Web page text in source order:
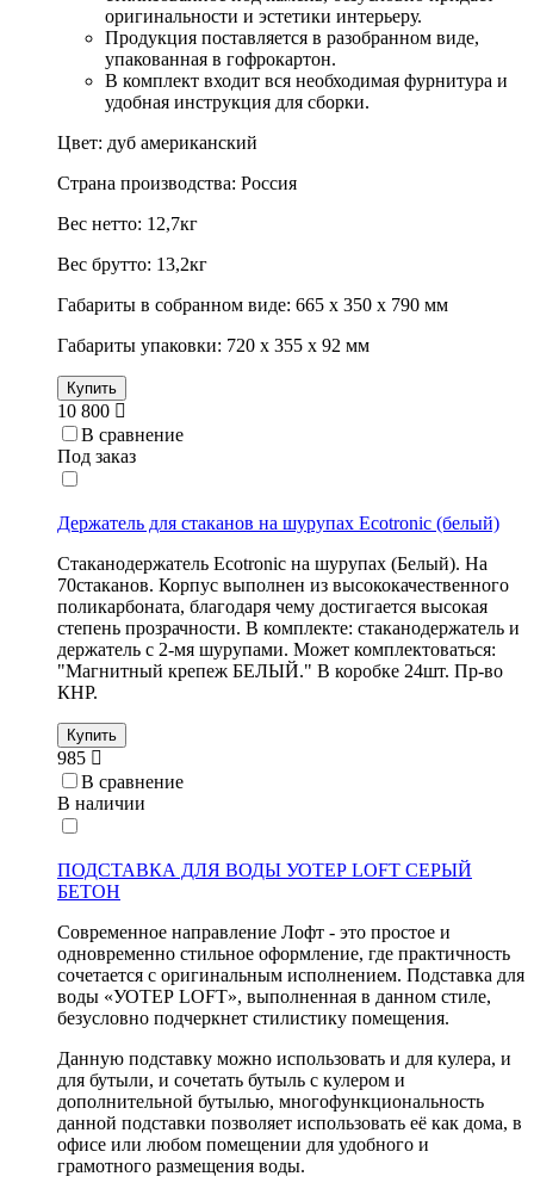
оригинальности и эстетики интерьеру.
Продукция поставляется в разобранном виде,
упакованная в гофрокартон.
В комплект входит вся необходимая фурнитура и
удобная инструкция для сборки.
Цвет: дуб американский
Страна производства: Россия
Вес нетто: 12,7кг
Вес брутто: 13,2кг
Габариты в собранном виде: 665 х 350 х 790 мм
Габариты упаковки: 720 х 355 х 92 мм
Купить
10 800
В сравнение
Под заказ
Держатель для стаканов на шурупах Ecotronic (белый)
Стаканодержатель Ecotronic на шурупах (Белый). На
70стаканов. Корпус выполнен из высококачественного
поликарбоната, благодаря чему достигается высокая
степень прозрачности. В комплекте: стаканодержатель и
держатель с 2-мя шурупами. Может комплектоваться:
"Магнитный крепеж БЕЛЫЙ." В коробке 24шт. Пр-во
КНР.
Купить
985
В сравнение
В наличии
ПОДСТАВКА ДЛЯ ВОДЫ УОТЕР LOFT СЕРЫЙ
БЕТОН
Современное направление Лофт - это простое и
одновременно стильное оформление, где практичность
сочетается с оригинальным исполнением. Подставка для
воды «УОТЕР LOFT», выполненная в данном стиле,
безусловно подчеркнет стилистику помещения.
Данную подставку можно использовать и для кулера, и
для бутыли, и сочетать бутыль с кулером и
дополнительной бутылью, многофункциональность
данной подставки позволяет использовать её как дома, в
офисе или любом помещении для удобного и
грамотного размещения воды.